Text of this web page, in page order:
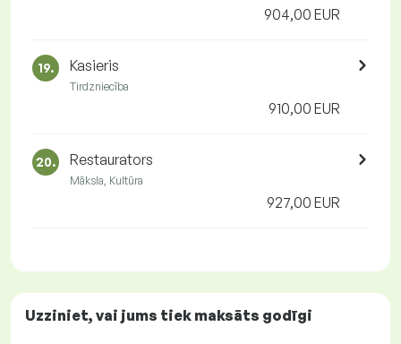
904,00 EUR
19. Kasieris
Tirdzniecība
910,00 EUR
20. Restaurators
Māksla, Kultūra
927,00 EUR
Uzziniet, vai jums tiek maksāts godīgi